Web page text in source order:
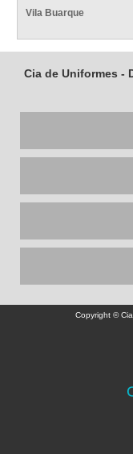
Vila Buarque
Cia de Uniformes -
Copyright ©